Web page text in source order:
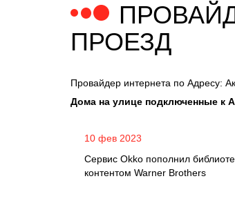
ПРОЕЗД
Провайдер интернета по Адресу:
Дома на улице подключенные к
10 фев 2023
Сервис Okko пополнил
контентом Warner Brothers